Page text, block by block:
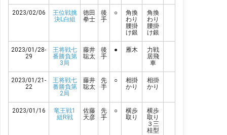
2023/02/06
王位戦挑
決L白組
徳田
拳士
後
手
○
角換
わり
腰掛
け銀
角換
わり
腰掛
け銀
2023/01/28-
29
王将戦七
番勝負第
3局
藤井
聡太
後
手
● 雁木
力戦
居飛
車
2023/01/21-
22
王将戦七
番勝負第
2局
藤井
聡太
先
手
○
相掛
かり
相掛
かり
2023/01/16
竜王戦1
組R戦
佐藤
天彦
先
手
○
横歩
取り
横歩
取り
３三
桂型